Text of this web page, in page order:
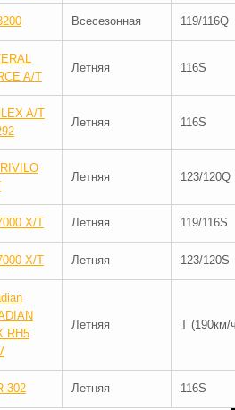
Всесезонная 119/116Q
A/T
Летняя 116S
A/T
Летняя 116S
Летняя 123/120Q
X/T Летняя 119/116S
X/T Летняя 123/120S
RH5
Летняя T (190км/
302 Летняя 116S